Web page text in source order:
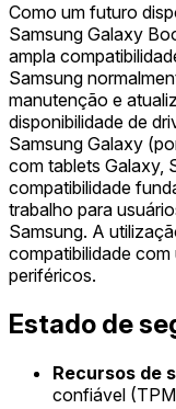
Como um futuro
Samsung Galaxy
ampla
Samsung
manutenção e
disponibilidade de
Samsung Galaxy
com tablets Galaxy,
compatibilidade
trabalho para
Samsung. A
compatibilidade
periféricos.
Estado de
Recursos de
confiável